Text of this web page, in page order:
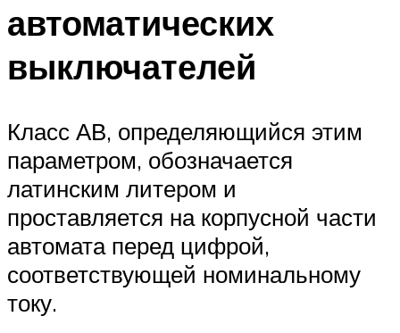
автоматических
выключателей
Класс АВ, определяющийся этим
параметром, обозначается
латинским литером и
проставляется на корпусной части
автомата перед цифрой,
соответствующей номинальному
току.